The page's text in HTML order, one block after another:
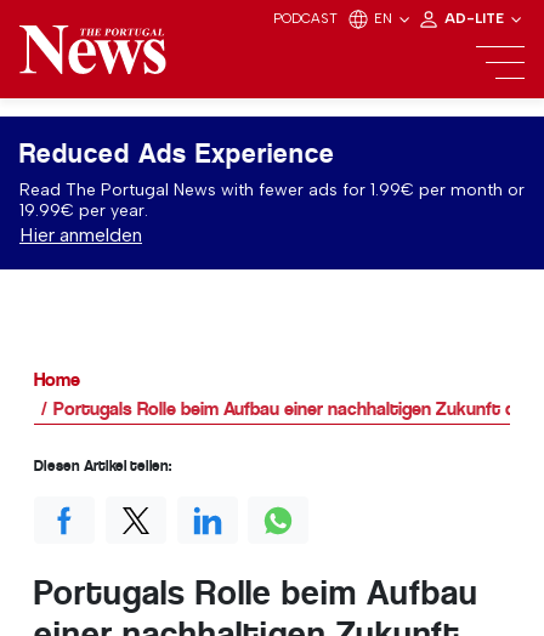
PODCAST EN AD-LITE
Reduced Ads Experience
Read The Portugal News with fewer ads for 1.99€ per month or
19.99€ per year.
Hier anmelden
Home
Portugals Rolle beim Aufbau einer nachhaltigen Zukunft
Portugals Rolle beim Aufbau
Diesen Artikel teilen: